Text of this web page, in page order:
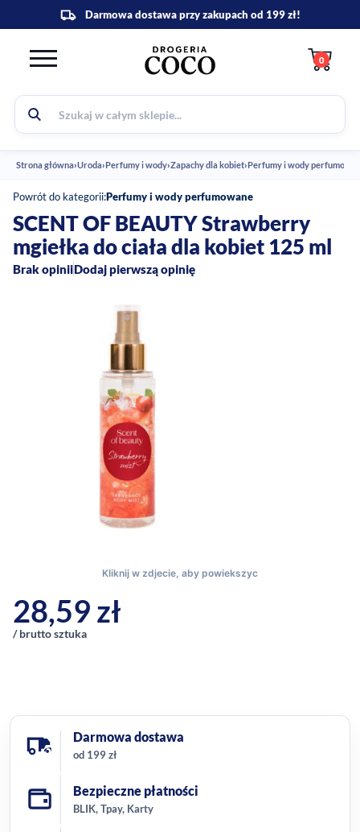
0
Strona główna›Uroda›Perfumy i wody›Zapachy dla kobiet›
Powrót do kategorii:Perfumy i wody perfumowane
SCENT OF BEAUTY Strawberry
mgiełka do ciała dla kobiet 125 ml
Brak opiniiDodaj pierwszą opinię
28,59zł
/ brutto sztuka
Darmowa dostawa
od 199 zł
Bezpieczne płatności
BLIK, Tpay, Karty